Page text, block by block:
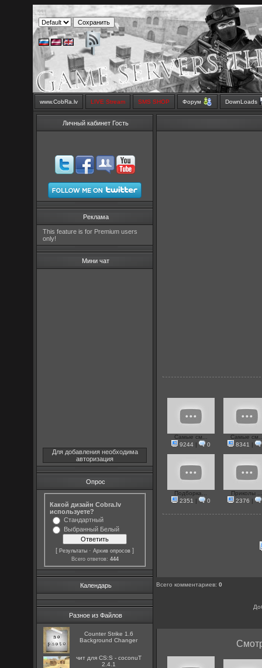
www.CobRa.lv LIVE Stream SMS SHOP Форум DownLoads
Личный кабинет Гость
Реклама
This feature is for Premium users
only!
Мини чат
Для добавления необходима
авторизация
Опрос
Какой дизайн Cobra.lv
используете?
Стандартный
Выбранный Белый
[Результаты ·Архив опросов ]
Всего ответов: 444
Календарь
Разное из Файлов
Counter Strike 1.6
Background Changer
чит для CS:S - coconuT
2.4.1
Самые см...
9244| 0
Самые
8341 |
Подборка...
2351 | 0
Приколы
2376 |
Всего комментариев:0